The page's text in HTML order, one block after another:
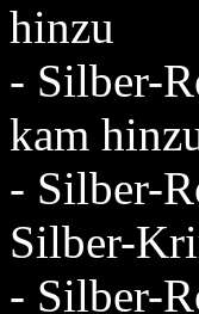
hinzu
- Silber-
kam
- Silber-
Silber-
- Silber-